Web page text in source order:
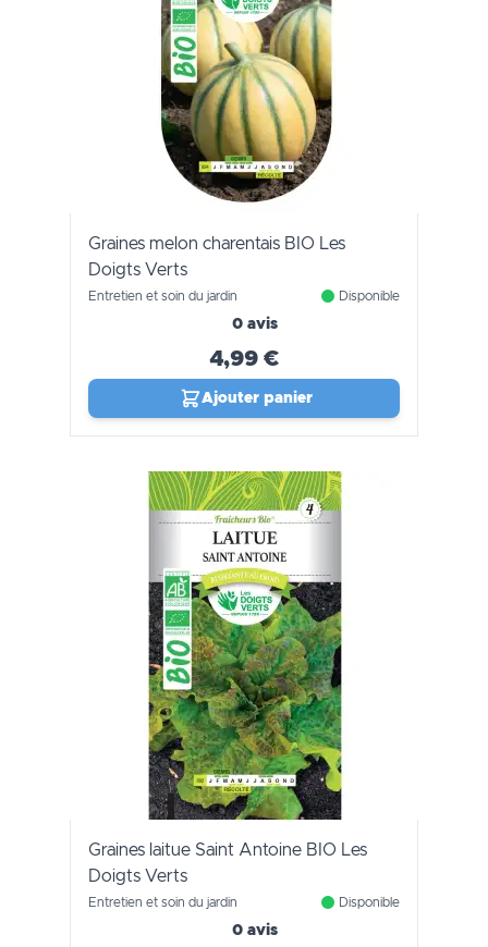
Graines melon charentais BIO Les
Doigts Verts
Entretien et soin du jardin Disponible
0 avis
4,99 €
Ajouter panier
Graines laitue Saint Antoine BIO Les
Doigts Verts
Entretien et soin du jardin Disponible
0 avis